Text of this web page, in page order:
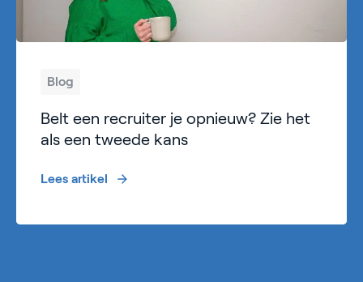
Blog
Belt een recruiter je opnieuw? Zie het
als een tweede kans
Lees artikel